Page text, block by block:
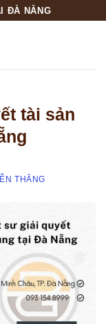
ĐÀ NẴNG
tài sản
THẮNG